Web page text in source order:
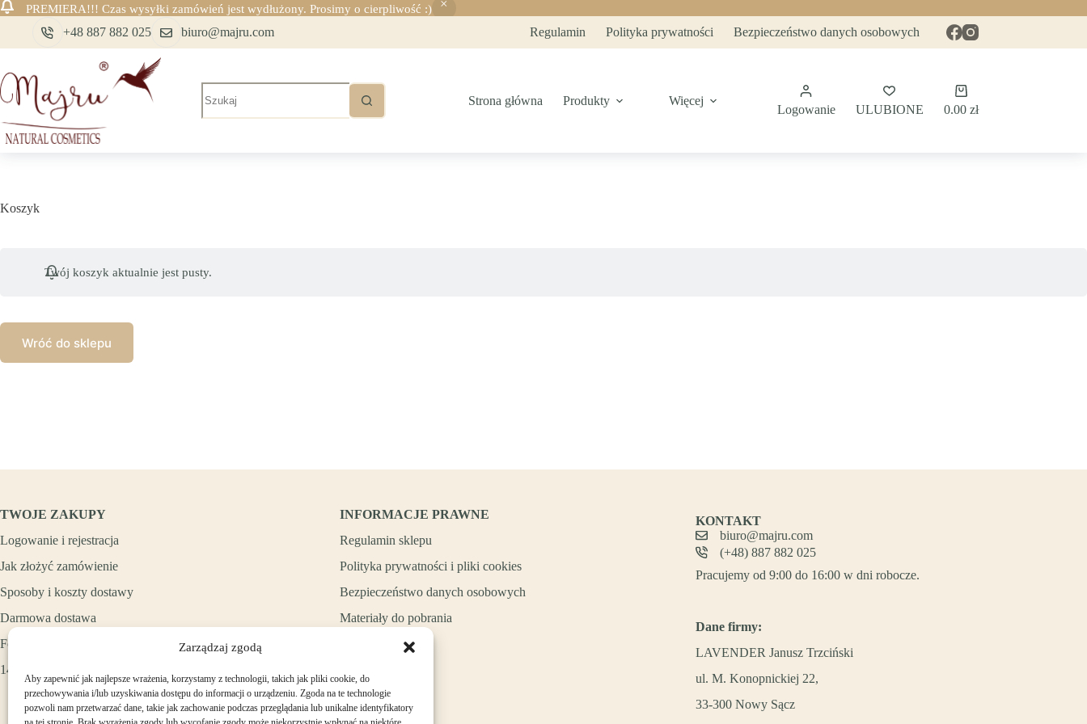
Zarządzaj zgodą
Aby zapewnić jak najlepsze wrażenia, korzystamy z technologii, takich jak pliki cookie, do
przechowywania i/lub uzyskiwania dostępu do informacji o urządzeniu. Zgoda na te technologie
pozwoli nam przetwarzać dane, takie jak zachowanie podczas przeglądania lub unikalne identyfikatory
PREMIERA!!! Czas wysyłki zamówień jest wydłużony. Prosimy o cierpliwość :)
treści
+48 887 882 025 biuro@majru.com Regulamin Polityka prywatności Bezpieczeństwo danych osobowych
Brak
wyników
Strona główna Produkty Więcej
Logowanie ULUBIONE
Koszyk
0.00 zł
Koszyk
Twój koszyk aktualnie jest pusty.
Wróć do sklepu
TWOJE ZAKUPY
Logowanie i rejestracja
Jak złożyć zamówienie
Sposoby i koszty dostawy
Darmowa dostawa
Formy płatności
14 dni na zwrot zakupów
INFORMACJE PRAWNE
Regulamin sklepu
Polityka prywatności i pliki cookies
Bezpieczeństwo danych osobowych
Materiały do pobrania
KONTAKT
biuro@majru.com
(+48) 887 882 025
Pracujemy od 9:00 do 16:00 w dni robocze.
Dane firmy:
LAVENDER Janusz Trzciński
ul. M. Konopnickiej 22,
33-300 Nowy Sącz